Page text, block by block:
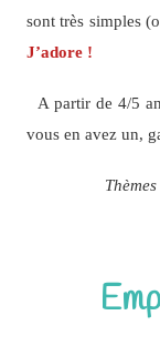
sont très simples
J’adore !
A partir de 4/5
vous en avez un,